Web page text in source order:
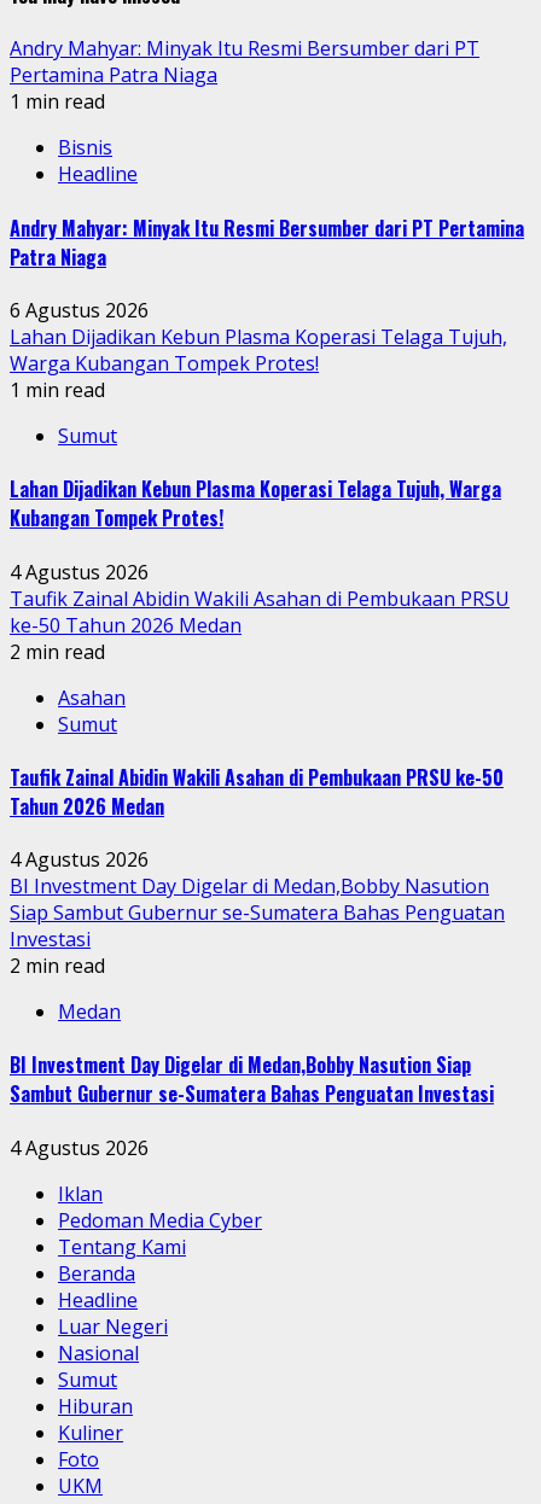
Andry Mahyar: Minyak Itu Resmi Bersumber dari PT
Pertamina Patra Niaga
1 min read
Bisnis
Headline
Andry Mahyar: Minyak Itu Resmi Bersumber dari PT Pertamina
Patra Niaga
6 Agustus 2026
Lahan Dijadikan Kebun Plasma Koperasi Telaga Tujuh,
Warga Kubangan Tompek Protes!
1 min read
Sumut
Lahan Dijadikan Kebun Plasma Koperasi Telaga Tujuh, Warga
Kubangan Tompek Protes!
4 Agustus 2026
Taufik Zainal Abidin Wakili Asahan di Pembukaan PRSU
ke-50 Tahun 2026 Medan
2 min read
Asahan
Sumut
Taufik Zainal Abidin Wakili Asahan di Pembukaan PRSU ke-50
Tahun 2026 Medan
4 Agustus 2026
BI Investment Day Digelar di Medan,Bobby Nasution
Siap Sambut Gubernur se-Sumatera Bahas Penguatan
Investasi
2 min read
Medan
BI Investment Day Digelar di Medan,Bobby Nasution Siap
Sambut Gubernur se-Sumatera Bahas Penguatan Investasi
4 Agustus 2026
Iklan
Pedoman Media Cyber
Tentang Kami
Beranda
Headline
Luar Negeri
Nasional
Sumut
Hiburan
Kuliner
Foto
UKM